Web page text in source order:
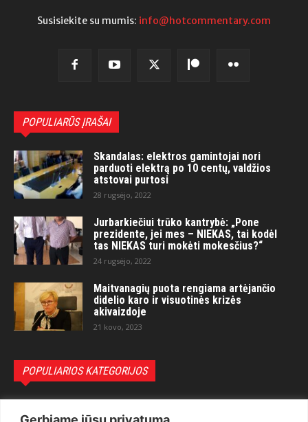
Susisiekite su mumis: info@hotcommentary.com
POPULIARŪS ĮRAŠAI
Skandalas: elektros gamintojai nori
parduoti elektrą po 10 centų, valdžios
atstovai purtosi
28 rugsėjo, 2022
Jurbarkiečiui trūko kantrybė: „Pone
prezidente, jei mes – NIEKAS, tai kodėl
tas NIEKAS turi mokėti mokesčius?“
24 rugsėjo, 2022
Maitvanagių puota rengiama artėjančio
didelio karo ir visuotinės krizės
akivaizdoje
21 kovo, 2023
POPULIARIOS KATEGORIJOS